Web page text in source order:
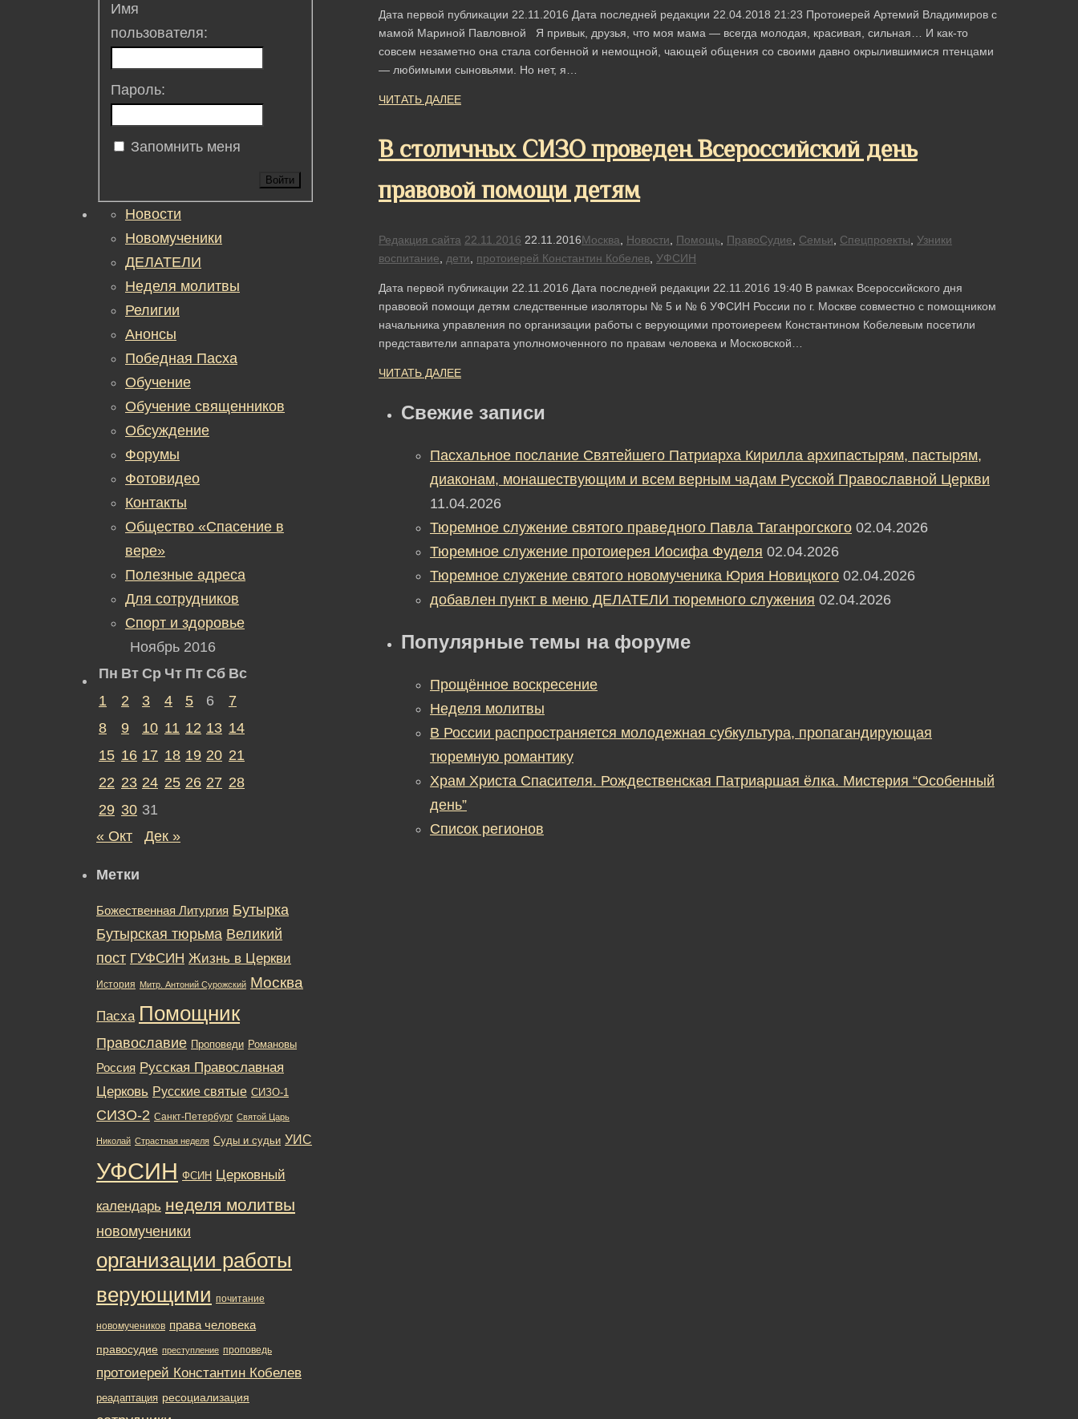
Дата первой публикации 22.11.2016 Дата последней редакции 22.04.2018 21:23 Протоиерей Артемий Владимиров с
мамой Мариной Павловной Я привык, друзья, что моя мама — всегда молодая, красивая, сильная… И как-то
совсем незаметно она стала согбенной и немощной, чающей общения со своими давно окрылившимися птенцами
— любимыми сыновьями. Но нет, я…
ЧИТАТЬ ДАЛЕЕ
В столичных СИЗО проведен Всероссийский день
правовой помощи детям
Редакция сайта 22.11.2016 22.11.2016Москва Новости Помощь ПравоСудие Семьи Спецпроекты
Узники
воспитание
дети протоиерей Константин Кобелев УФСИН
Дата первой публикации 22.11.2016 Дата последней редакции 22.11.2016 19:40 В рамках Всероссийского дня
правовой помощи детям следственные изоляторы № 5 и № 6 УФСИН России по г. Москве совместно с помощником
начальника управления по организации работы с верующими протоиереем Константином Кобелевым посетили
представители аппарата уполномоченного по правам человека и Московской…
ЧИТАТЬ ДАЛЕЕ
Свежие записи
Пасхальное послание Святейшего Патриарха Кирилла архипастырям, пастырям,
диаконам, монашествующим и всем верным чадам Русской Православной Церкви
11.04.2026
Тюремное служение святого праведного Павла Таганрогского 02.04.2026
Тюремное служение протоиерея Иосифа Фуделя 02.04.2026
Тюремное служение святого новомученика Юрия Новицкого 02.04.2026
добавлен пункт в меню ДЕЛАТЕЛИ тюремного служения 02.04.2026
Популярные темы на форуме
Прощённое воскресение
Неделя молитвы
В России распространяется молодежная субкультура, пропагандирующая
тюремную романтику
Храм Христа Спасителя. Рождественская Патриаршая ёлка. Мистерия “Особенный
день”
Список регионов
Имя
пользователя:
Пароль:
Запомнить меня
Войти
Новости
Новомученики
ДЕЛАТЕЛИ
Неделя молитвы
Религии
Анонсы
Победная Пасха
Обучение
Обучение священников
Обсуждение
Форумы
Фотовидео
Контакты
Общество «Спасение в
вере»
Полезные адреса
Для сотрудников
Спорт и здоровье
Ноябрь 2016
Пн Вт Ср Чт Пт Сб Вс
1
2 3 4 5 6
7
8
9 10 11 12 13 14
15 16 17 18 19 20 21
22 23 24 25 26 27 28
29 30 31
« Окт
Дек »
Метки
Божественная Литургия Бутырка
Бутырская тюрьма Великий
пост ГУФСИН Жизнь в Церкви
История Митр. Антоний Сурожский Москва
Пасха Помощник
Православие Проповеди Романовы
Россия Русская Православная
Церковь Русские святые СИЗО-1
СИЗО-2 Санкт-Петербург Святой Царь
Николай Страстная неделя Суды и судьи УИС
УФСИН ФСИН Церковный
календарь неделя молитвы
новомученики
организации работы
верующими почитание
новомучеников права человека
правосудие преступление проповедь
протоиерей Константин Кобелев
реадаптация ресоциализация